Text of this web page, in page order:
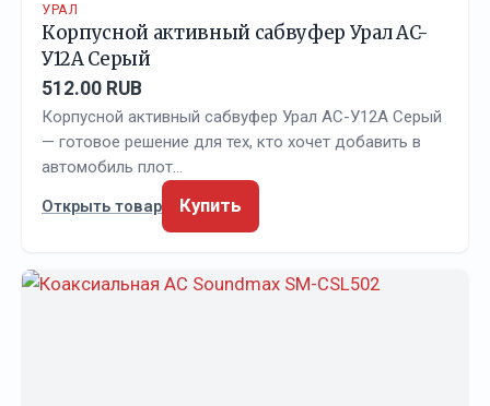
УРАЛ
Корпусной активный сабвуфер Урал AC-
У12A Серый
512.00 RUB
Корпусной активный сабвуфер Урал AC-У12A Серый
— готовое решение для тех, кто хочет добавить в
автомобиль плот…
Открыть товар
Купить